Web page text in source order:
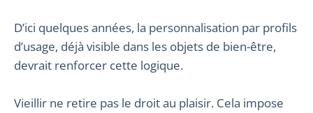
D’ici quelques années, la personnalisation par profils
d’usage, déjà visible dans les objets de bien-être,
devrait renforcer cette logique.
Vieillir ne retire pas le droit au plaisir. Cela impose